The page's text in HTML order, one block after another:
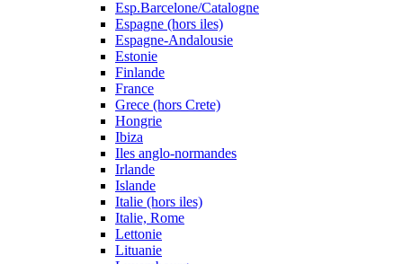
Esp.Barcelone/Catalogne
Espagne (hors iles)
Espagne-Andalousie
Estonie
Finlande
France
Grece (hors Crete)
Hongrie
Ibiza
Iles anglo-normandes
Irlande
Islande
Italie (hors iles)
Italie, Rome
Lettonie
Lituanie